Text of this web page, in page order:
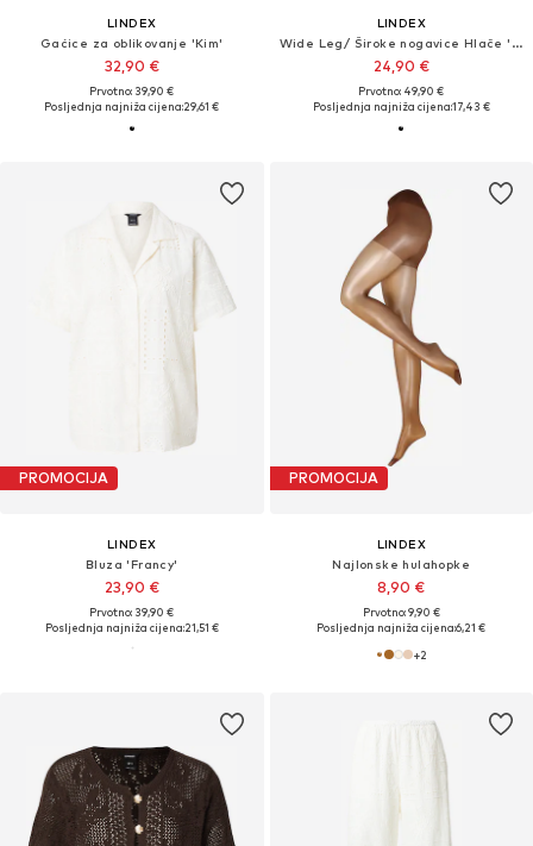
LINDEX
Gaćice za oblikovanje 'Kim'
32,90 €
Prvotno: 39,90 €
Posljednja najniža cijena:29,61 €
LINDEX
Wide Leg/ Široke nogavice Hlače 'Livia'
24,90 €
Prvotno: 49,90 €
Posljednja najniža cijena:17,43 €
PROMOCIJA
LINDEX
Bluza 'Francy'
23,90 €
Prvotno: 39,90 €
Posljednja najniža cijena:21,51 €
PROMOCIJA
LINDEX
Najlonske hulahopke
8,90 €
Prvotno: 9,90 €
Posljednja najniža cijena:6,21 €
+2